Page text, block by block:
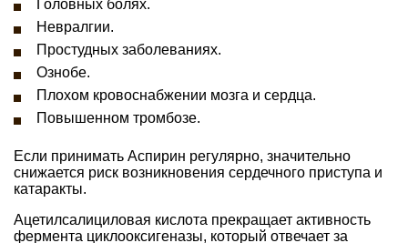
Головных болях.
Невралгии.
Простудных заболеваниях.
Ознобе.
Плохом кровоснабжении мозга и сердца.
Повышенном тромбозе.
Если принимать Аспирин регулярно, значительно
снижается риск возникновения сердечного приступа и
катаракты.
Ацетилсалициловая кислота прекращает активность
фермента циклооксигеназы, который отвечает за